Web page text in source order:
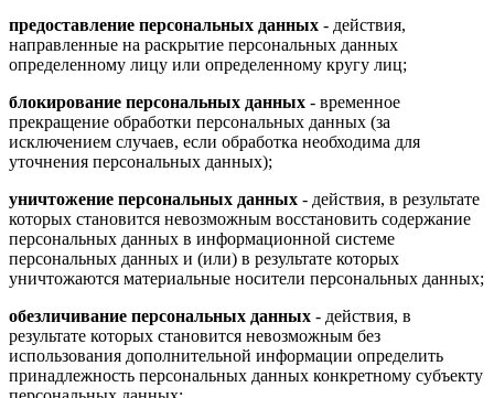
предоставление персональных данных - действия,
направленные на раскрытие персональных данных
определенному лицу или определенному кругу лиц;
блокирование персональных данных - временное
прекращение обработки персональных данных (за
исключением случаев, если обработка необходима для
уточнения персональных данных);
уничтожение персональных данных - действия, в результате
которых становится невозможным восстановить содержание
персональных данных в информационной системе
персональных данных и (или) в результате которых
уничтожаются материальные носители персональных данных;
обезличивание персональных данных - действия, в
результате которых становится невозможным без
использования дополнительной информации определить
принадлежность персональных данных конкретному субъекту